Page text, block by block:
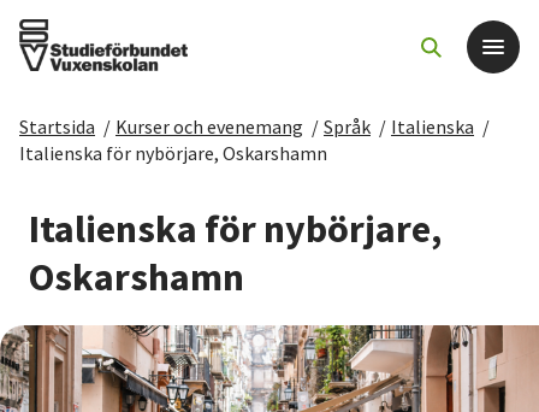
Det här gör vi
För dig som
Sök kurser och evenemang
Om SV
Startsida / Kurser och evenemang / Språk / Italienska /
Italienska för nybörjare, Oskarshamn
Italienska för nybörjare,
Oskarshamn